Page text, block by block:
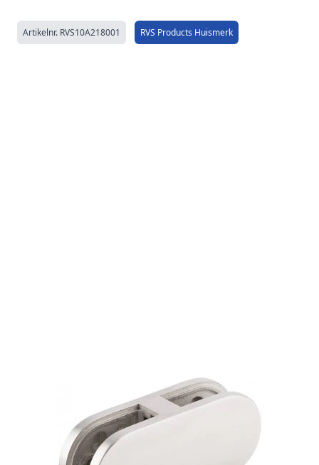
Artikelnr. RVS10A218001 RVS Products Huismerk
RVS 304 met mat geslepen oppervlak
Voor het recht verbinden van twee glasplaten in